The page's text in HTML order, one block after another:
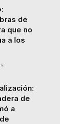
de
que no
a los
de
a